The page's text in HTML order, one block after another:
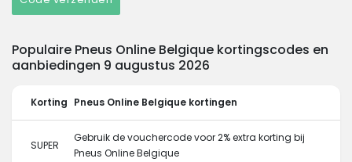
Populaire Pneus Online Belgique kortingscodes en
aanbiedingen 9 augustus 2026
Korting Pneus Online Belgique kortingen
SUPER
Gebruik de vouchercode voor 2% extra korting bij
Pneus Online Belgique